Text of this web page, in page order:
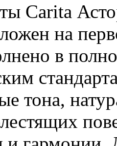
Carita
на
в
тона,